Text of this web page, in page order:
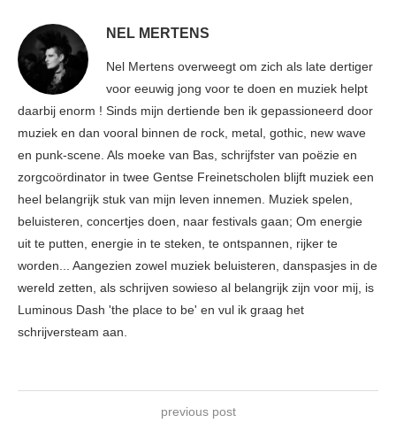
NEL MERTENS
Nel Mertens overweegt om zich als late dertiger
voor eeuwig jong voor te doen en muziek helpt
daarbij enorm ! Sinds mijn dertiende ben ik gepassioneerd door
muziek en dan vooral binnen de rock, metal, gothic, new wave
en punk-scene. Als moeke van Bas, schrijfster van poëzie en
zorgcoördinator in twee Gentse Freinetscholen blijft muziek een
heel belangrijk stuk van mijn leven innemen. Muziek spelen,
beluisteren, concertjes doen, naar festivals gaan; Om energie
uit te putten, energie in te steken, te ontspannen, rijker te
worden... Aangezien zowel muziek beluisteren, danspasjes in de
wereld zetten, als schrijven sowieso al belangrijk zijn voor mij, is
Luminous Dash 'the place to be' en vul ik graag het
schrijversteam aan.
previous post